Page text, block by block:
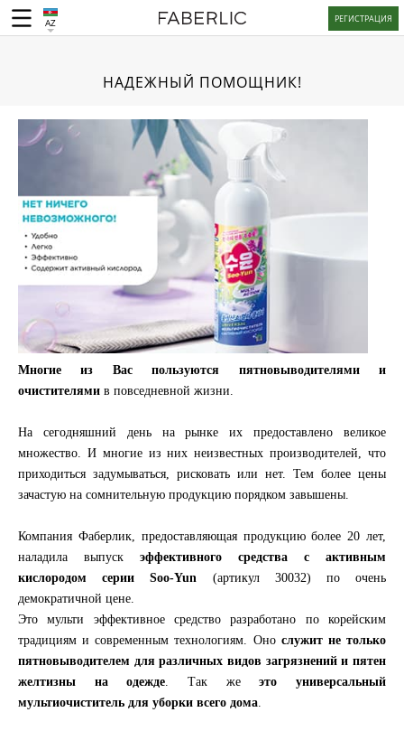
AZ РЕГИСТРАЦИЯ
НАДЕЖНЫЙ ПОМОЩНИК!
Многие из Вас пользуются пятновыводителями и
очистителями в повседневной жизни.
На сегодняшний день на рынке их предоставлено великое
множество. И многие из них неизвестных производителей, что
приходиться задумываться, рисковать или нет. Тем более цены
зачастую на сомнительную продукцию порядком завышены.
Компания Фаберлик, предоставляющая продукцию более 20 лет,
наладила выпуск эффективного средства с активным
кислородом серии Soo-Yun (артикул 30032) по очень
демократичной цене.
Это мульти эффективное средство разработано по корейским
традициям и современным технологиям. Оно служит не только
пятновыводителем для различных видов загрязнений и пятен
желтизны на одежде . Так жеэто универсальный
мультиочиститель для уборки всего дома